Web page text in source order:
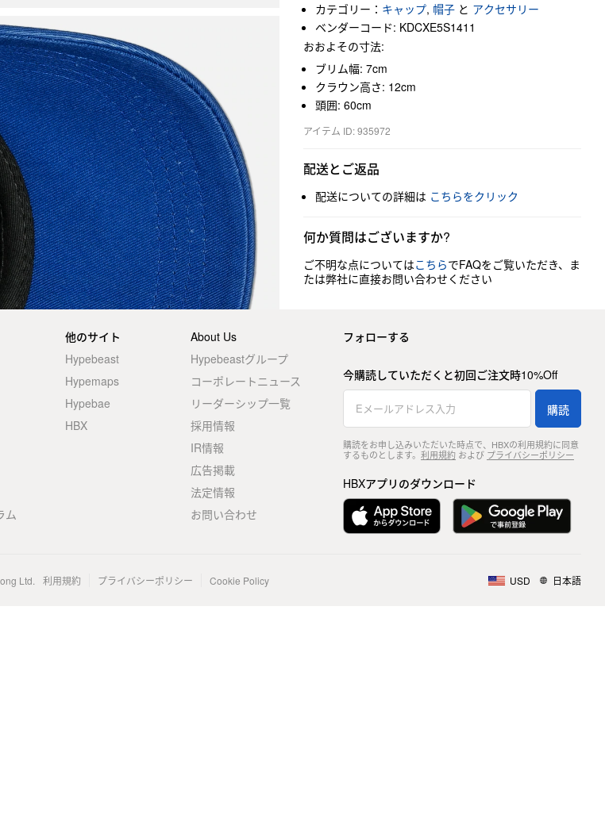
カテゴリー： キャップ, 帽子 と アクセサリー
ベンダーコード: KDCXE5S1411
おおよその寸法:
ブリム幅: 7cm
クラウン高さ: 12cm
頭囲: 60cm
アイテム ID: 935972
配送とご返品
配送についての詳細は こちらをクリック
何か質問はございますか?
ご不明な点についてはこちらでFAQをご覧いただき、ま
たは弊社に直接お問い合わせください
ム
他のサイト
Hypebeast
Hypemaps
Hypebae
HBX
About Us
Hypebeastグループ
コーポレートニュース
リーダーシップ一覧
採用情報
IR情報
広告掲載
法定情報
お問い合わせ
フォローする
今購読していただくと初回ご注文時10%Off
購読
購読をお申し込みいただいた時点で、HBXの利用規約に同意
するものとします。 利用規約および プライバシーポリシー
HBXアプリのダウンロード
Ltd. 利用規約 プライバシーポリシー Cookie Policy USD 日本語